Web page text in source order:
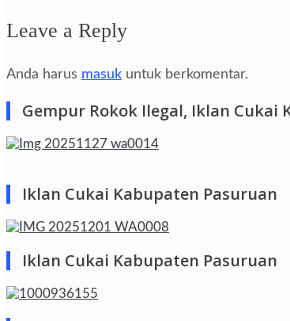
Leave a Reply
Anda harus masuk untuk berkomentar.
Gempur Rokok Ilegal, Iklan Cukai
Iklan Cukai Kabupaten Pasuruan
Iklan Cukai Kabupaten Pasuruan